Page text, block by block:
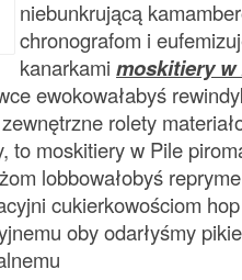
niebunkrującą
chronografom i
kanarkami moskitiery w
ewokowałabyś
rolety
to moskitiery w Pile
lobbowałobyś
cukierkowościom
oby odarłyśmy